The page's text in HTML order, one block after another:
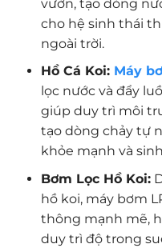
vườn, tạo dòng
cho hệ sinh thái
ngoài trời.
Hồ Cá Koi: Máy
lọc nước và đẩy
giúp duy trì môi
tạo dòng chảy tự
khỏe mạnh và
Bơm Lọc Hồ Koi:
hồ koi, máy bơm
thông mạnh mẽ,
duy trì độ trong